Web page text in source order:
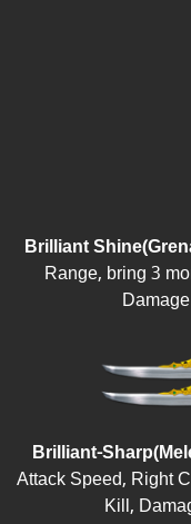
Brilliant
Range, bring 3
Brilliant-
Attack Speed, Right
Kill,